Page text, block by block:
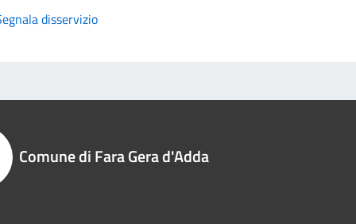
disservizio
Comune di Fara Gera d'Adda